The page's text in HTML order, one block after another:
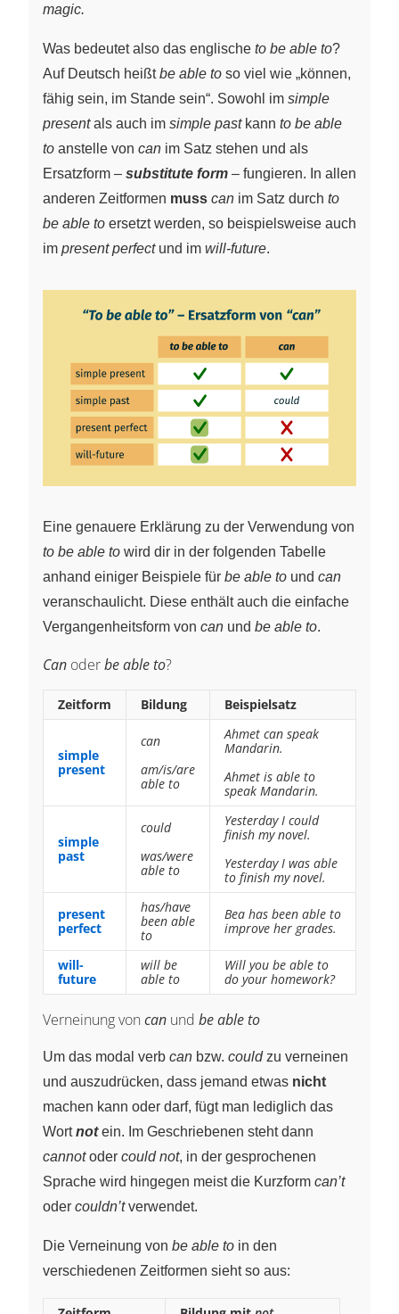
magic.
Was bedeutet also das englische to be able to?
Auf Deutsch heißtbe able to so viel wie „können,
fähig sein, im Stande sein“. Sowohl im simple
presentals auch im simple pastkann to be able
to anstelle von can im Satz stehen und als
Ersatzform – substitute form – fungieren. In allen
anderen Zeitformen muss can im Satz durch to
be able to ersetzt werden, so beispielsweise auch
im present perfectund im will-future.
Eine genauere Erklärung zu der Verwendung von
to be able to wird dir in der folgenden Tabelle
anhand einiger Beispiele für be able to und can
veranschaulicht. Diese enthält auch die einfache
Vergangenheitsform von can und be able to.
Can oderbe able to?
Zeitform Bildung Beispielsatz
simple
present
can
am/is/are
able to
Ahmet can speak
Mandarin.
Ahmet is able to
speak Mandarin.
simple
past
could
was/were
able to
Yesterday I could
finish my novel.
Yesterday I was able
to finish my novel.
present
perfect
has/have
been able
to
Bea has been able to
improve her grades.
will-
future
will be
able to
Will you be able to
do your homework?
Verneinung von can und be able to
Um das modal verb can bzw. couldzu verneinen
und auszudrücken, dass jemand etwas nicht
machen kann oder darf, fügt man lediglich das
Wortnotein. Im Geschriebenen steht dann
cannotoder could not, in der gesprochenen
Sprache wird hingegen meist die Kurzform can’t
oder couldn’tverwendet.
Die Verneinung von be able to in den
verschiedenen Zeitformen sieht so aus: